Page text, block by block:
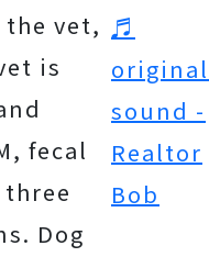
vet,
is
fecal
Dog
♬
original
sound -
Realtor
Bob